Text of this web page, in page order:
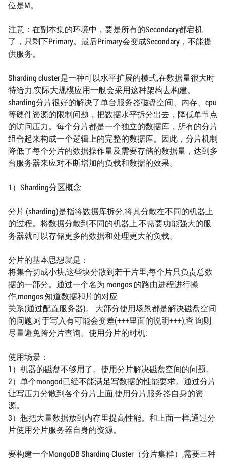
位是M。
注意：在副本集的环境中，要是所有的Secondary都宕机
了，只剩下Primary。最后Primary会变成Secondary，不能提
供服务。
Sharding cluster是一种可以水平扩展的模式,在数据量很大时
特给力,实际大规模应用一般会采用这种架构去构建。
sharding分片很好的解决了单台服务器磁盘空间、内存、cpu
等硬件资源的限制问题，把数据水平拆分出去，降低单节点
的访问压力。每个分片都是一个独立的数据库，所有的分片
组合起来构成一个逻辑上的完整的数据库。因此，分片机制
降低了每个分片的数据操作量及需要存储的数据量，达到多
台服务器来应对不断增加的负载和数据的效果。
1）Sharding分区概念
分片 (sharding)是指将数据库拆分,将其分散在不同的机器上
的过程。将数据分散到不同的机器上,不需要功能强大的服
务器就可以存储更多的数据和处理更大的负载。
分片的基本思想就是：
将集合切成小块,这些块分散到若干片里,每个片只负责总数
据的一部分。通过一个名为 mongos 的路由进程进行操
作,mongos 知道数据和片的对应
关系(通过配置服务器)。 大部分使用场景都是解决磁盘空间
的问题,对于写入有可能会变差(+++里面的说明+++),查 询则
尽量避免跨分片查询。使用分片的时机:
使用场景：
1）机器的磁盘不够用了。使用分片解决磁盘空间的问题。
2）单个mongod已经不能满足写数据的性能要求。通过分片
让写压力分散到各个分片上面,使用分片服务器自身的资
源。
3）想把大量数据放到内存里提高性能。和上面一样,通过分
片使用分片服务器自身的资源。
要构建一个MongoDB Sharding Cluster（分片集群）,需要三种